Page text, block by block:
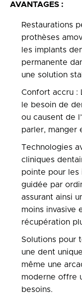
AVANTAGES :
Restaurations
prothèses
les implants
permanente
une solution
Confort accru :
le besoin de
ou causent de
parler, manger
Technologies
cliniques
pointe pour les
guidée par
assurant ainsi
moins invasive
récupération
Solutions pour
une dent
même une
moderne offre
besoins.